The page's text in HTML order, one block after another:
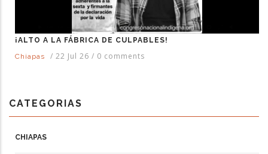
¡ALTO A LA FÁBRICA DE CULPABLES!
Chiapas
/ 22 Jul 26 / 0 comments
CATEGORIAS
CHIAPAS